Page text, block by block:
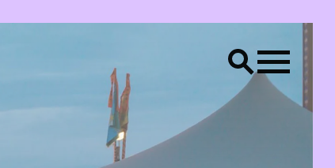
CONTACT